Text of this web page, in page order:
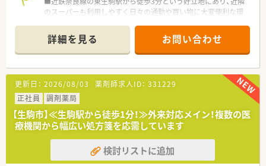
のスーパーも利用しやすく日々の通勤や買い物に大変便利な環
■応需科目は内科と眼科、整形外科をメインとしており、1日あ
たりの処方箋枚数は約50枚を複数名の薬剤師体制で対応してい
ます。
■現在は正社員1名と準社員1名、パート1名の薬剤師に加えて、
事務スタッフが午前2名、午後1名の体制で手厚く運営されてい
ます。
【募集背景と求める人物像について】
■将来を見据えた組織体制の強化と、より質の高い患者様サービ
スを提供するための増員として管理薬剤師候補を急募しており
ます。
■調剤業務の経験が豊富で即戦力として貢献いただける方を求
めており、特に周囲と円滑に連携し店舗運営を牽引できる方を歓
詳細を見る お問い合わせ
更新日： 2026/08/03 薬剤師求人ID： 331229
正社員
調剤薬局
【生駒市】≪生駒駅から徒歩1分！≫外来対応メイン！複数の医
療機関から幅広い処方箋を応需しています
検討リストに追加